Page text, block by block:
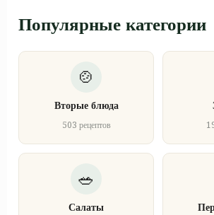
Популярные категории
Вторые блюда
503 рецептов
Салаты